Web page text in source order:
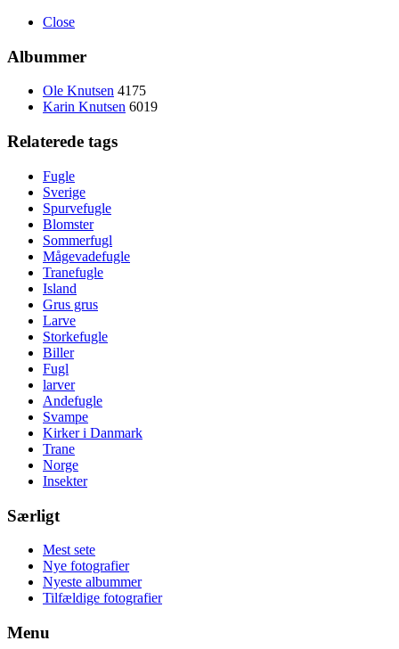
Close
Albummer
Ole Knutsen 4175
Karin Knutsen 6019
Relaterede tags
Fugle
Sverige
Spurvefugle
Blomster
Sommerfugl
Mågevadefugle
Tranefugle
Island
Grus grus
Larve
Storkefugle
Biller
Fugl
larver
Andefugle
Svampe
Kirker i Danmark
Trane
Norge
Insekter
Særligt
Mest sete
Nye fotografier
Nyeste albummer
Tilfældige fotografier
Menu